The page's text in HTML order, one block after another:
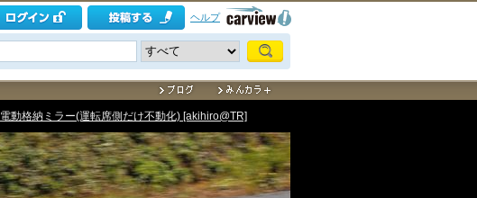
ヘルプ
電動格納ミラー(運転席側だけ不動化) [akihiro@TR]